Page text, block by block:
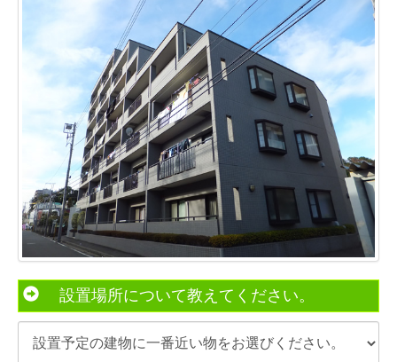
設置場所について教えてください。